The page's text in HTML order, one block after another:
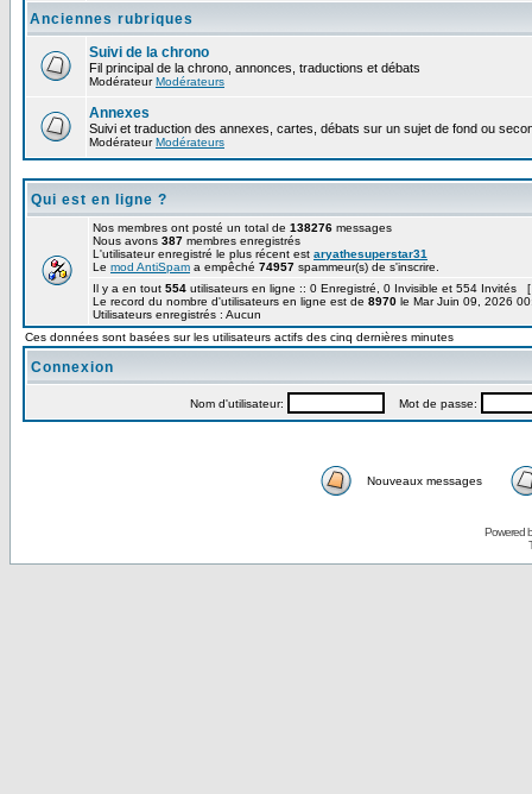
Anciennes rubriques
Suivi de la chrono
Fil principal de la chrono, annonces, traductions et débats
ModérateurModérateurs
Annexes
Suivi et traduction des annexes, cartes, débats sur un sujet de fond ou
ModérateurModérateurs
Qui est en ligne ?
Nos membres ont posté un total de 138276 messages
Nous avons 387 membres enregistrés
L'utilisateur enregistré le plus récent est aryathesuperstar31
Le mod AntiSpam a empêché 74957 spammeur(s) de s'inscrire.
Il y a en tout 554 utilisateurs en ligne :: 0 Enregistré, 0 Invisible et 554 Invités [
Le record du nombre d'utilisateurs en ligne est de 8970 le Mar Juin 09, 2026
Utilisateurs enregistrés : Aucun
Ces données sont basées sur les utilisateurs actifs des cinq dernières minutes
Connexion
Nom d'utilisateur: Mot de passe:
Nouveaux messages
Powered